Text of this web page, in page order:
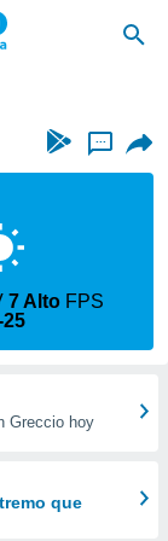
...
7 Alto FPS
25
Greccio hoy
que